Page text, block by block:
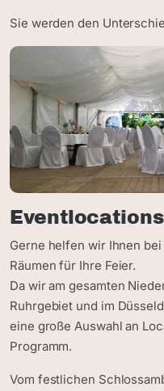
Sie werden den
Eventlocations
Gerne helfen wir Ihnen
Räumen für Ihre Feier.
Da wir am gesamten
Ruhrgebiet und im
eine große Auswahl an
Programm.
Vom festlichen